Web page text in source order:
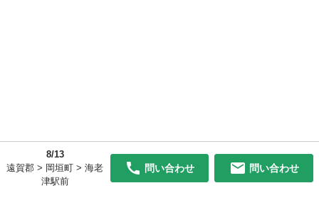
8/13
遠賀郡 > 岡垣町 > 海老
津駅前
問い合わせ 問い合わせ